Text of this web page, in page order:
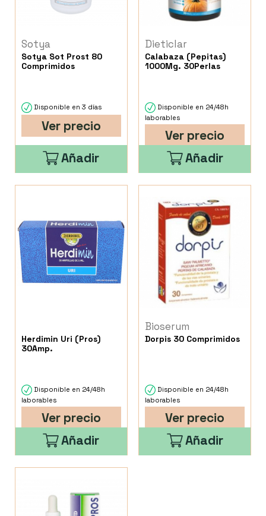
Sotya
Sotya Sot Prost 80
Comprimidos
Disponible en 3 días
Ver precio
Añadir
Dieticlar
Calabaza (Pepitas)
1000Mg. 30Perlas
Disponible en 24/48h
laborables
Ver precio
Añadir
Herdimin Uri (Pros)
30Amp.
Disponible en 24/48h
laborables
Ver precio
Añadir
Bioserum
Dorpis 30 Comprimidos
Disponible en 24/48h
laborables
Ver precio
Añadir